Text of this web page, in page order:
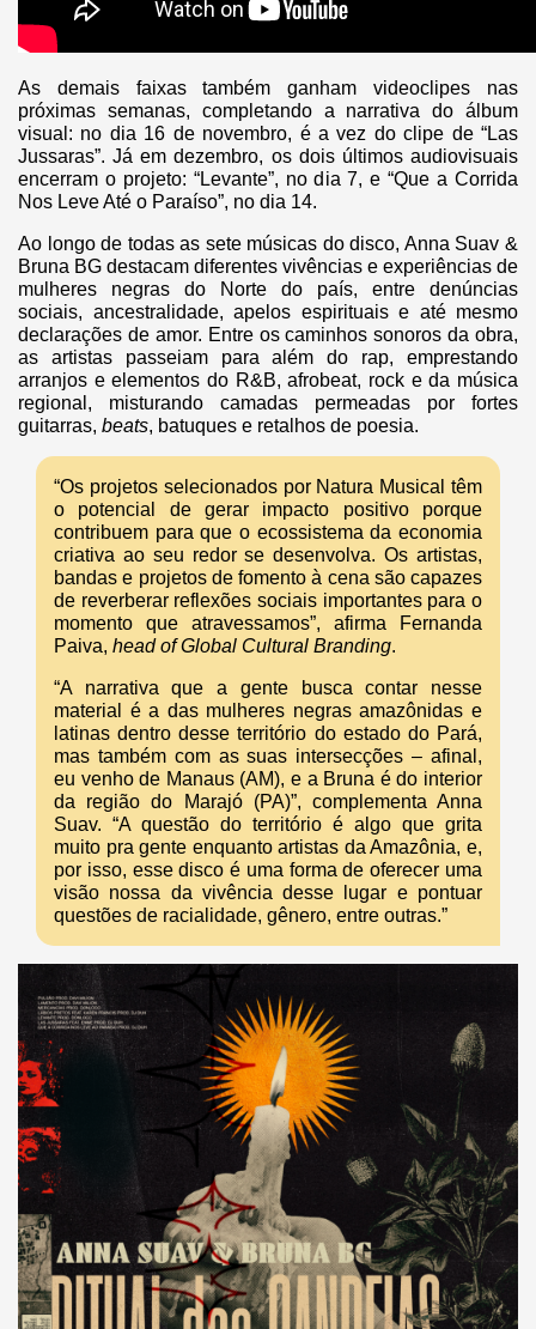
As demais faixas também ganham videoclipes nas
próximas semanas, completando a narrativa do álbum
visual: no dia 16 de novembro, é a vez do clipe de “Las
Jussaras”. Já em dezembro, os dois últimos audiovisuais
encerram o projeto: “Levante”, no dia 7, e “Que a Corrida
Nos Leve Até o Paraíso”, no dia 14.
Ao longo de todas as sete músicas do disco, Anna Suav &
Bruna BG destacam diferentes vivências e experiências de
mulheres negras do Norte do país, entre denúncias
sociais, ancestralidade, apelos espirituais e até mesmo
declarações de amor. Entre os caminhos sonoros da obra,
as artistas passeiam para além do rap, emprestando
arranjos e elementos do R&B, afrobeat, rock e da música
regional, misturando camadas permeadas por fortes
guitarras, beats, batuques e retalhos de poesia.
“Os projetos selecionados por Natura Musical têm
o potencial de gerar impacto positivo porque
contribuem para que o ecossistema da economia
criativa ao seu redor se desenvolva. Os artistas,
bandas e projetos de fomento à cena são capazes
de reverberar reflexões sociais importantes para o
momento que atravessamos”, afirma Fernanda
Paiva, head of Global Cultural Branding.
“A narrativa que a gente busca contar nesse
material é a das mulheres negras amazônidas e
latinas dentro desse território do estado do Pará,
mas também com as suas intersecções – afinal,
eu venho de Manaus (AM), e a Bruna é do interior
da região do Marajó (PA)”, complementa Anna
Suav. “A questão do território é algo que grita
muito pra gente enquanto artistas da Amazônia, e,
por isso, esse disco é uma forma de oferecer uma
visão nossa da vivência desse lugar e pontuar
questões de racialidade, gênero, entre outras.”